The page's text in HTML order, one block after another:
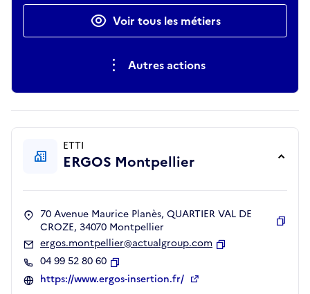
Actions rapidesVoir tous les métiers
Autres actions
ETTI
ERGOS Montpellier
70 Avenue Maurice Planès, QUARTIER VAL DE
CROZE, 34070 Montpellier
ergos.montpellier@actualgroup.com
04 99 52 80 60
Copier
https://www.ergos-insertion.fr/